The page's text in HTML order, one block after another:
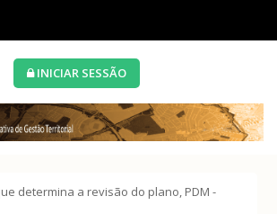
INICIAR SESSÃO
determina a revisão do plano, PDM -